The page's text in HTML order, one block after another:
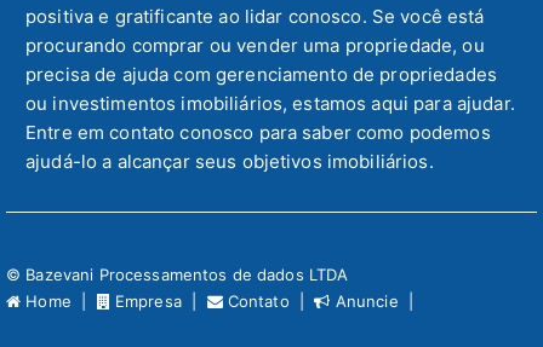
positiva e gratificante ao lidar conosco. Se você está
procurando comprar ou vender uma propriedade, ou
precisa de ajuda com gerenciamento de propriedades
ou investimentos imobiliários, estamos aqui para ajudar.
Entre em contato conosco para saber como podemos
ajudá-lo a alcançar seus objetivos imobiliários.
© Bazevani Processamentos de dados LTDA
Home |
Empresa | Contato | Anuncie |